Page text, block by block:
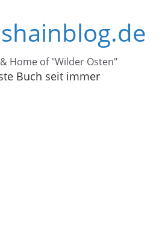
Home of "Wilder Osten"
Buch seit immer